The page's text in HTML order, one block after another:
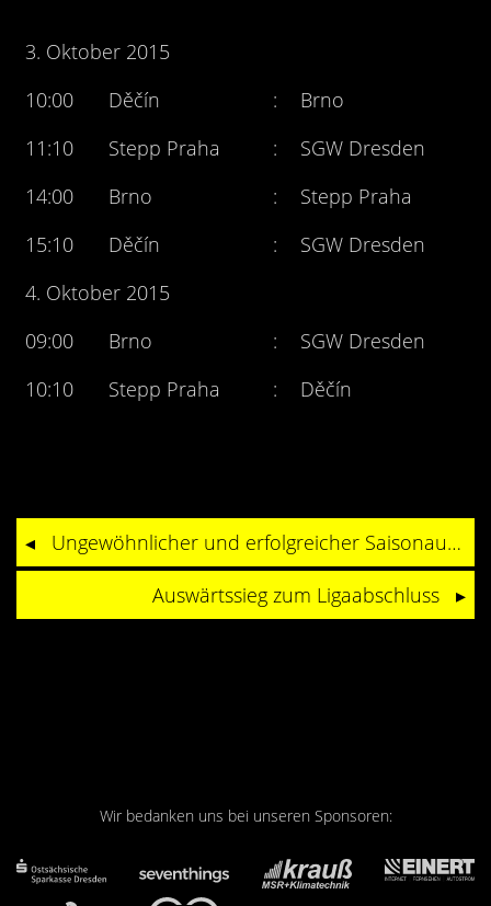
3. Oktober 2015
10:00
Děčín :
Brno
11:10
Stepp Praha :
SGW Dresden
14:00
Brno :
Stepp Praha
15:10
Děčín :
SGW Dresden
4. Oktober 2015
09:00
Brno :
SGW Dresden
10:10
Stepp Praha : Děčín
Ungewöhnlicher und erfolgreicher Saisonauftakt für die Dresdner Wasserball-Spieler
Auswärtssieg zum Ligaabschluss
Wir bedanken uns bei unseren Sponsoren: